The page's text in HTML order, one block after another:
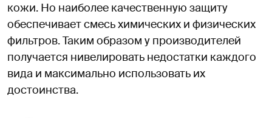
кожи. Но наиболее качественную защиту
обеспечивает смесь химических и физических
фильтров. Таким образом у производителей
получается нивелировать недостатки каждого
вида и максимально использовать их
достоинства.